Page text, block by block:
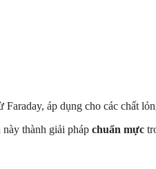
áp dụng cho các chất
thành giải pháp chuẩn mực